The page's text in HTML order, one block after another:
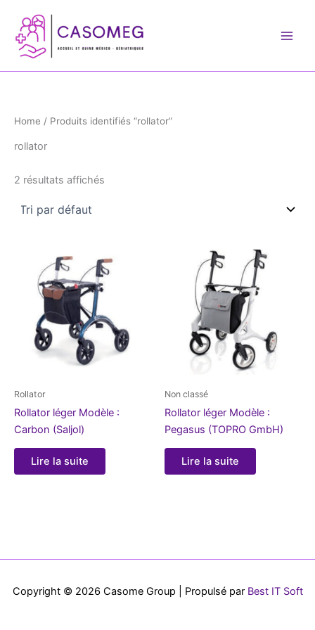
contenu
Home / Produits identifiés “rollator”
rollator
2 résultats affichés
Rollator
Rollator léger Modèle :
Carbon (Saljol)
Lire la suite
Non classé
Rollator léger Modèle :
Pegasus (TOPRO GmbH)
Lire la suite
Copyright © 2026 Casome Group | Propulsé par Best IT Soft